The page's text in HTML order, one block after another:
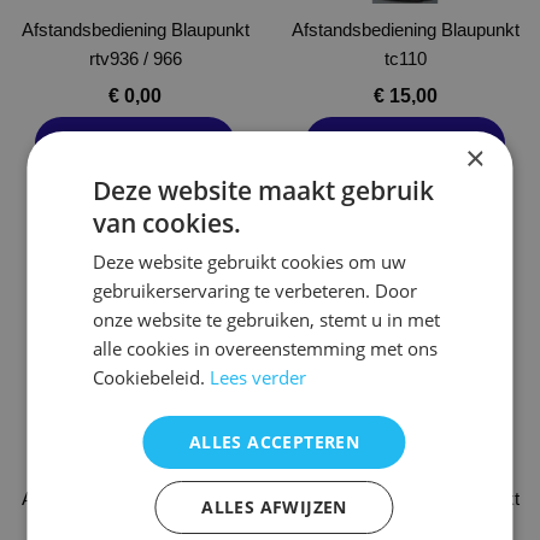
Afstandsbediening Blaupunkt
rtv936 / 966
€ 0,00
worden
op
de
productpagina
Afstandsbediening Blaupunkt
tc110
€15,00
worden
op
de
productpagina
NIET OP VOORRAAD
Afstandsbediening Blaupunkt
Dit
product
heeft
meerdere
variaties.
Deze
optie
kan
gekozen
worden
Afstandsbediening Blaupunkt
tc144
product
heeft
meerdere
variaties.
kan
×
Deze website maakt gebruik
van cookies.
Deze website gebruikt cookies om uw
gebruikerservaring te verbeteren. Door
onze website te gebruiken, stemt u in met
alle cookies in overeenstemming met ons
Cookiebeleid. Lees verder
ALLES ACCEPTEREN
ALLES AFWIJZEN